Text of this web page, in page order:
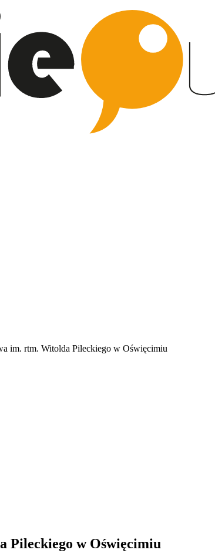
im. rtm. Witolda Pileckiego w Oświęcimiu
Pileckiego w Oświęcimiu